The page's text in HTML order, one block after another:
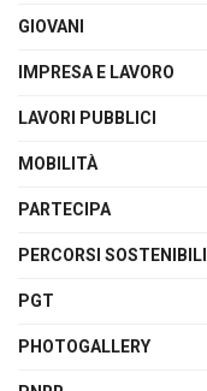
GIOVANI
IMPRESA E LAVORO
LAVORI PUBBLICI
MOBILITÀ
PARTECIPA
PERCORSI SOSTENIBILI
PGT
PHOTOGALLERY